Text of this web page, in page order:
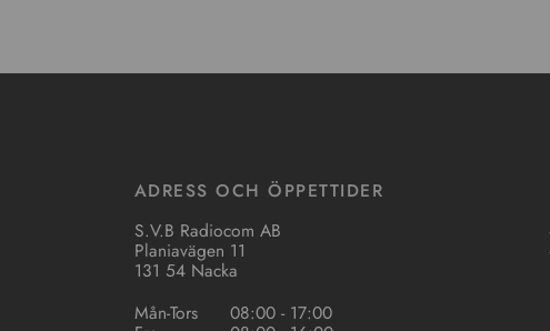
ADRESS OCH ÖPPETTIDER
S.V.B Radiocom AB
Planiavägen 11
131 54 Nacka
Mån-Tors
08:00 - 17:00